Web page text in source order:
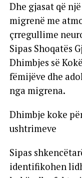
Dhe gjasat që
migrenë me
çrregullime
Sipas Shoqatës
Dhimbjes së
fëmijëve dhe
nga migrena.
Dhimbje koke
ushtrimeve
Sipas
identifikohen